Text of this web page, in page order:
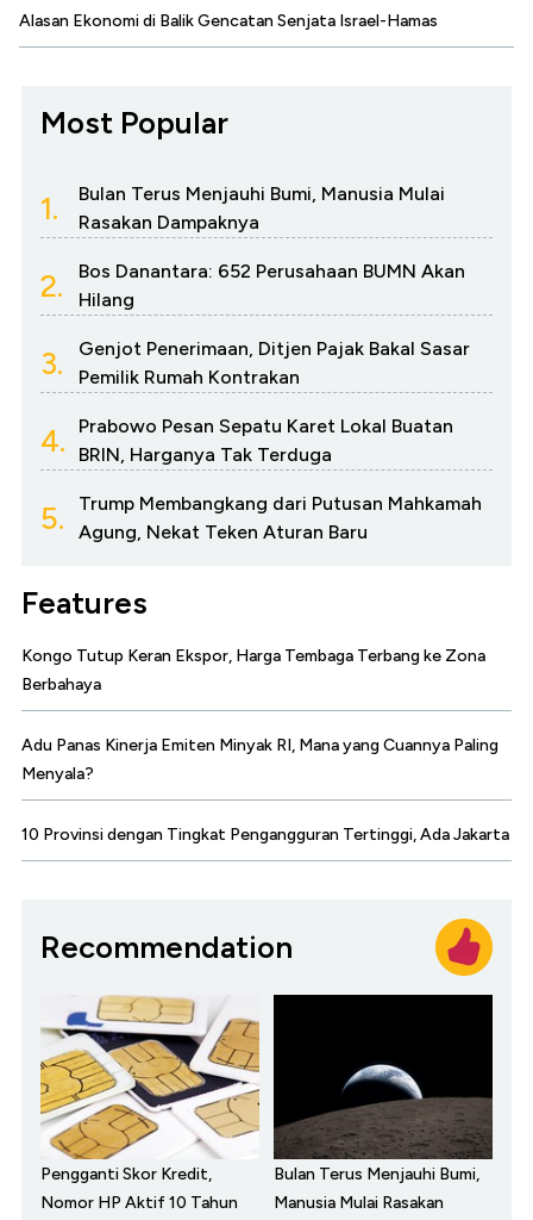
Alasan Ekonomi di Balik Gencatan Senjata Israel-Hamas
Most Popular
1.
Bulan Terus Menjauhi Bumi, Manusia Mulai
Rasakan Dampaknya
2.
Bos Danantara: 652 Perusahaan BUMN Akan
Hilang
3.
Genjot Penerimaan, Ditjen Pajak Bakal Sasar
Pemilik Rumah Kontrakan
4.
Prabowo Pesan Sepatu Karet Lokal Buatan
BRIN, Harganya Tak Terduga
5.
Trump Membangkang dari Putusan Mahkamah
Agung, Nekat Teken Aturan Baru
Features
Kongo Tutup Keran Ekspor, Harga Tembaga Terbang ke Zona
Berbahaya
Adu Panas Kinerja Emiten Minyak RI, Mana yang Cuannya Paling
Menyala?
10 Provinsi dengan Tingkat Pengangguran Tertinggi, Ada Jakarta
Recommendation
Pengganti Skor Kredit,
Nomor HP Aktif 10 Tahun
Bulan Terus Menjauhi Bumi,
Manusia Mulai Rasakan